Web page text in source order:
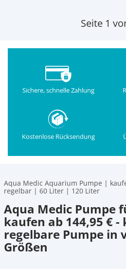
Seite 1
Sichere, schnelle Zahlung
Kostenlose Rücksendung
Aqua Medic Aquarium Pumpe |
regelbar | 60 Liter | 120 Liter
Aqua Medic Pumpe
kaufen ab 144,95 € -
regelbare Pumpe in
Größen